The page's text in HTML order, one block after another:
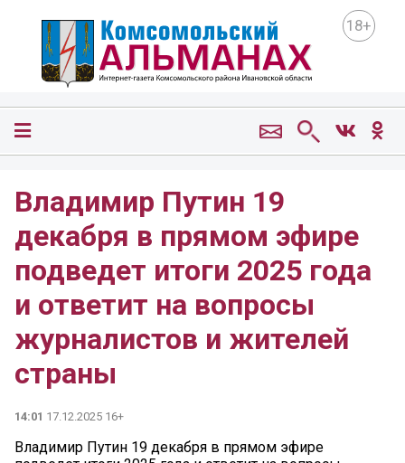
18+
Владимир Путин 19
декабря в прямом эфире
подведет итоги 2025 года
и ответит на вопросы
журналистов и жителей
страны
14:01 17.12.2025 16+
Владимир Путин 19 декабря в прямом эфире